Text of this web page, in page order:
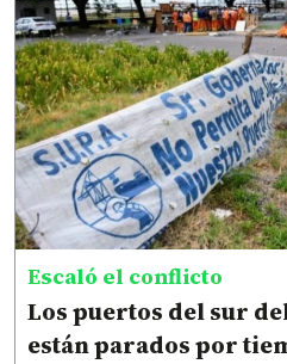
Escaló el conflicto
Los puertos del sur
están parados por